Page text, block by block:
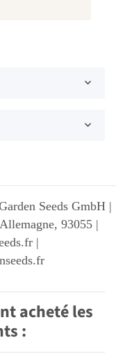
Seeds GmbH |
93055 |
|
acheté les
: